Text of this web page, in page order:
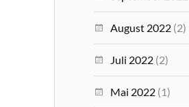
August 2022 (2)
Juli 2022 (2)
Mai 2022 (1)